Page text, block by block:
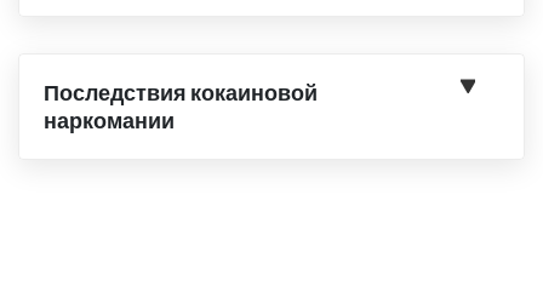
Последствия кокаиновой
наркомании